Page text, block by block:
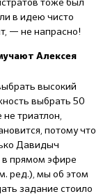
в идею чисто
— не напрасно!
Алексея
высокий
выбрать 50
триатлон,
потому что
Давидыч
прямом эфире
ред.), мы об этом
задание стоило